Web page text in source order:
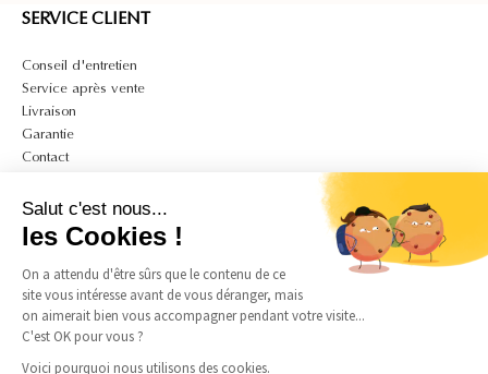
Salut c'est nous...
les Cookies !
On a attendu d'être sûrs que le contenu de ce
site vous intéresse avant de vous déranger, mais
on aimerait bien vous accompagner pendant votre visite...
C'est OK pour vous ?
Voici pourquoi nous utilisons des cookies.
SERVICE CLIENT
Conseil d'entretien
Service après vente
Livraison
Garantie
Contact
Mon compte
CGU
Politique de confidentialité et de cookies
Mentions légales
Guide des tailles bagues
Guide des tailles colliers